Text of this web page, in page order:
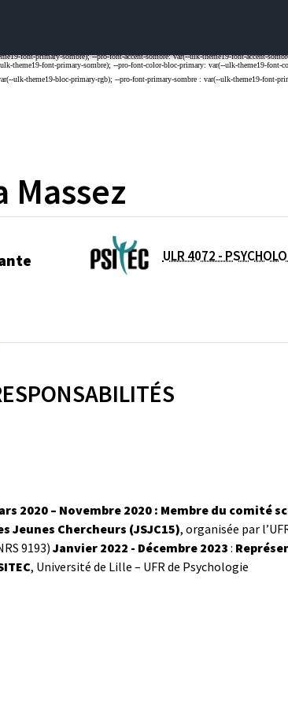
Massez
ULR 4072 -
2020 – Novembre 2020 : Membre du
Jeunes Chercheurs (JSJC15), organisée par
9193) Janvier 2022 - Décembre 2023 :
, Université de Lille – UFR de Psychologie